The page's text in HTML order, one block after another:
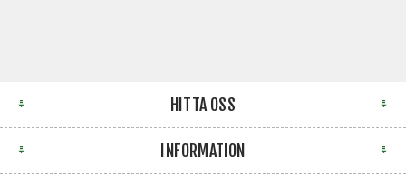
HITTA OSS
INFORMATION